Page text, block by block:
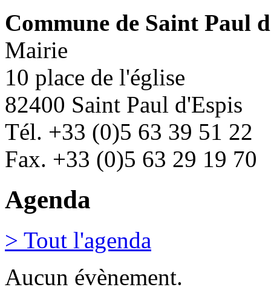
Commune de Saint Paul
Mairie
10 place de l'église
82400 Saint Paul d'Espis
Tél. +33 (0)5 63 39 51 22
Fax. +33 (0)5 63 29 19 70
Agenda
> Tout l'agenda
Aucun évènement.